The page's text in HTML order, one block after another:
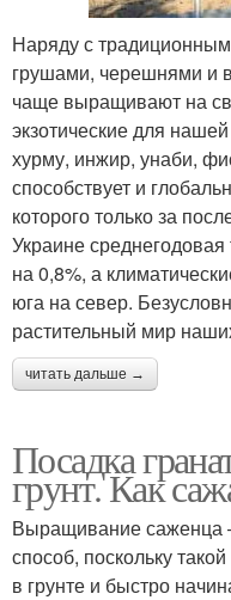
Наряду с
грушами, черешнями и
чаще выращивают на
экзотические для
хурму, инжир, унаби,
способствует и
которого только за
Украине
на 0,8%, а
юга на север.
растительный мир
читать дальше →
Посадка
грунт. Как
Выращивание саженца
способ, поскольку
в грунте и быстро